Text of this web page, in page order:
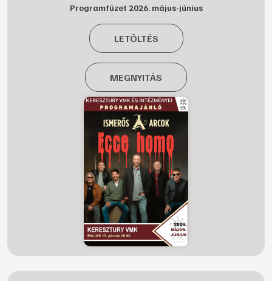
Programfüzet 2026. május-június
LETÖLTÉS
MEGNYITÁS